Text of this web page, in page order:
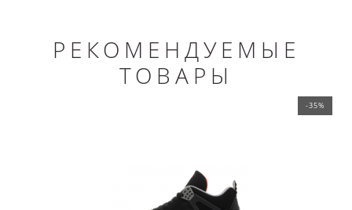
РЕКОМЕНДУЕМЫЕ
ТОВАРЫ
-35%